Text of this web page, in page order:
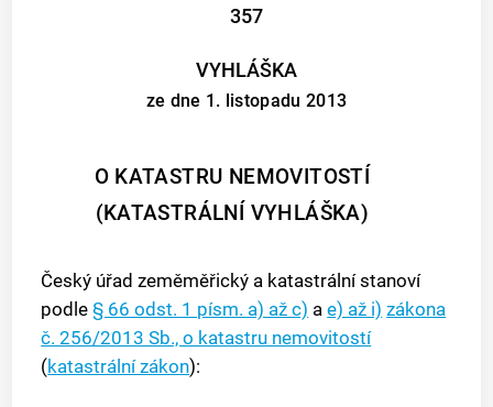
357
VYHLÁŠKA
ze dne 1. listopadu 2013
O KATASTRU NEMOVITOSTÍ
(KATASTRÁLNÍ VYHLÁŠKA)
Český úřad zeměměřický a katastrální stanoví
podle§ 66 odst. 1 písm. a) až c) ae) až i) zákona
č. 256/2013 Sb., o katastru nemovitostí
(katastrální zákon):